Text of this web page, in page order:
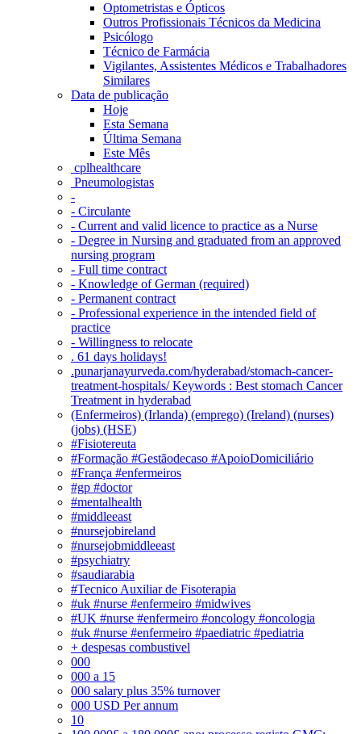
Optometristas e Ópticos
Outros Profissionais Técnicos da Medicina
Psicólogo
Técnico de Farmácia
Vigilantes, Assistentes Médicos e Trabalhadores
Similares
Data de publicação
Hoje
Esta Semana
Última Semana
Este Mês
‎ cplhealthcare‬
Pneumologistas
-
- Circulante
- Current and valid licence to practice as a Nurse
- Degree in Nursing and graduated from an approved
nursing program
- Full time contract
- Knowledge of German (required)
- Permanent contract
- Professional experience in the intended field of
practice
- Willingness to relocate
. 61 days holidays!
.punarjanayurveda.com/hyderabad/stomach-cancer-
treatment-hospitals/ Keywords : Best stomach Cancer
Treatment in hyderabad
(Enfermeiros) (Irlanda) (emprego) (Ireland) (nurses)
(jobs) (HSE)
#Fisiotereuta
#Formação #Gestãodecaso #ApoioDomiciliário
#França #enfermeiros
#gp #doctor
#mentalhealth
#middleeast
#nursejobireland
#nursejobmiddleeast
#psychiatry
#saudiarabia
#Tecnico Auxiliar de Fisoterapia
#uk #nurse #enfermeiro #midwives
#UK #nurse #enfermeiro #oncology #oncologia
#uk #nurse #enfermeiro #paediatric #pediatria
+ despesas combustivel
000
000 a 15
000 salary plus 35% turnover
000 USD Per annum
10